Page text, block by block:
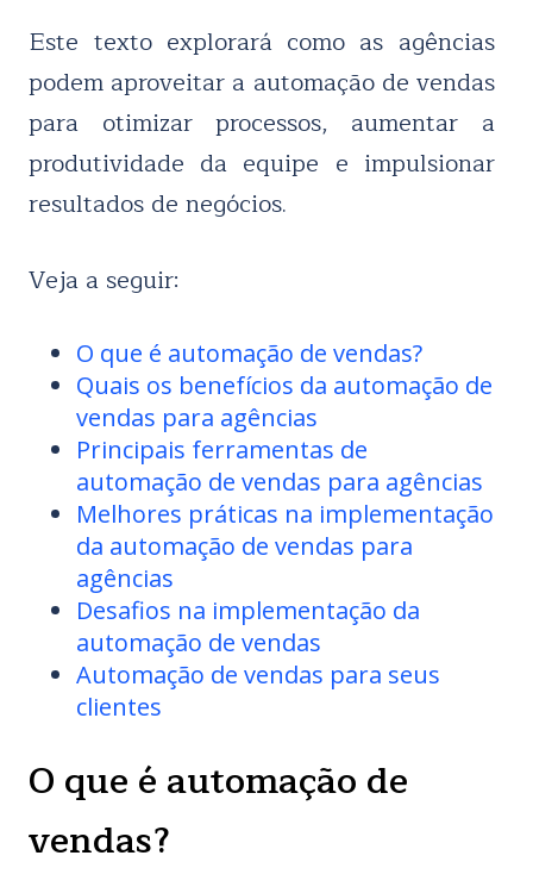
Este texto explorará como as agências
podem aproveitar a automação de vendas
para otimizar processos, aumentar a
produtividade da equipe e impulsionar
resultados de negócios.
Veja a seguir:
O que é automação de vendas?
Quais os benefícios da automação de
vendas para agências
Principais ferramentas de
automação de vendas para agências
Melhores práticas na implementação
da automação de vendas para
agências
Desafios na implementação da
automação de vendas
Automação de vendas para seus
clientes
O que é automação de
vendas?